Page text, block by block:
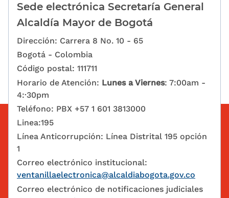
Sede electrónica Secretaría General
Alcaldía Mayor de Bogotá
Dirección: Carrera 8 No. 10 - 65
Bogotá - Colombia
Código postal: 111711
Horario de Atención: Lunes a Viernes: 7:00am -
4:·30pm
Teléfono: PBX +57 1 601 3813000
Linea:195
Línea Anticorrupción: Línea Distrital 195 opción
1
Correo electrónico institucional:
ventanillaelectronica@alcaldiabogota.gov.co
Correo electrónico de notificaciones judiciales